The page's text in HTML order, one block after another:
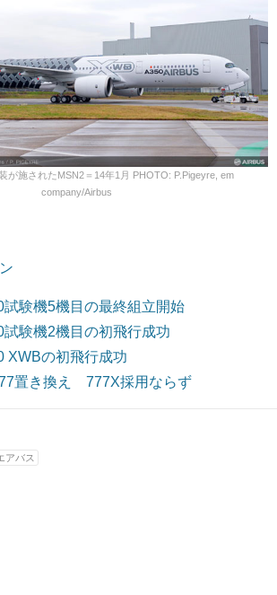
が施されたMSN2＝14年1月 PHOTO: P.Pigeyre, em
company/Airbus
験機5機目の最終組立開始
験機2機目の初飛行成功
XWBの初飛行成功
置き換え 777X採用ならず
アバス